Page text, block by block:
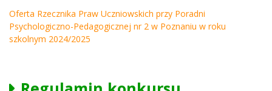
Oferta Rzecznika Praw Uczniowskich przy Poradni
Psychologiczno-Pedagogicznej nr 2 w Poznaniu w roku
szkolnym 2024/2025